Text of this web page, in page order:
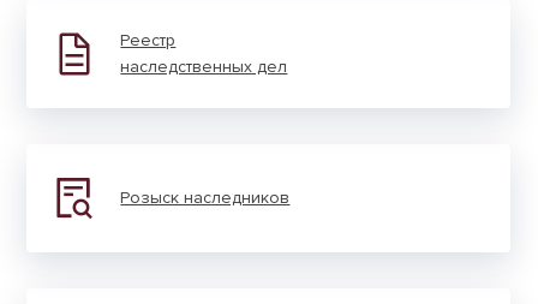
Реестр
наследст­венных дел
Розыск наслед­ников